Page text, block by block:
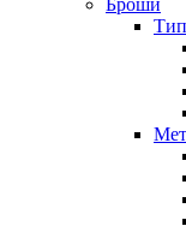
Броши
Тип